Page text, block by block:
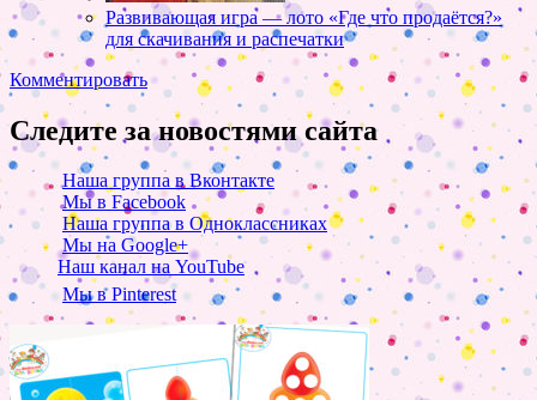
Развивающая игра — лото «Где что продаётся?»
для скачивания и распечатки
Комментировать
Следите за новостями сайта
Наша группа в Вконтакте
Мы в Facebook
Наша группа в Одноклассниках
Мы на Google+
Наш канал на YouTube
Мы в Pinterest